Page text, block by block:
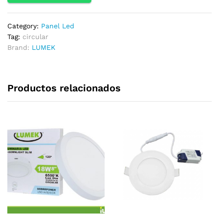
Category: Panel Led
Tag: circular
Brand: LUMEK
Productos relacionados